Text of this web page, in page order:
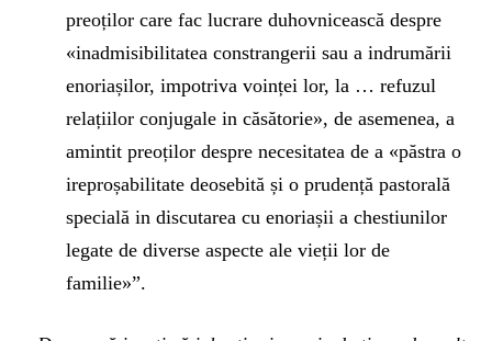
preoților care fac lucrare duhovnicească despre
«inadmisibilitatea constrangerii sau a indrumării
enoriașilor, impotriva voinței lor, la … refuzul
relațiilor conjugale in căsătorie», de asemenea, a
amintit preoților despre necesitatea de a «păstra o
ireproșabilitate deosebită și o prudență pastorală
specială in discutarea cu enoriașii a chestiunilor
legate de diverse aspecte ale vieții lor de
familie»”.